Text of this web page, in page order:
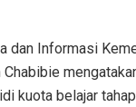
dan Informasi
kuota belajar